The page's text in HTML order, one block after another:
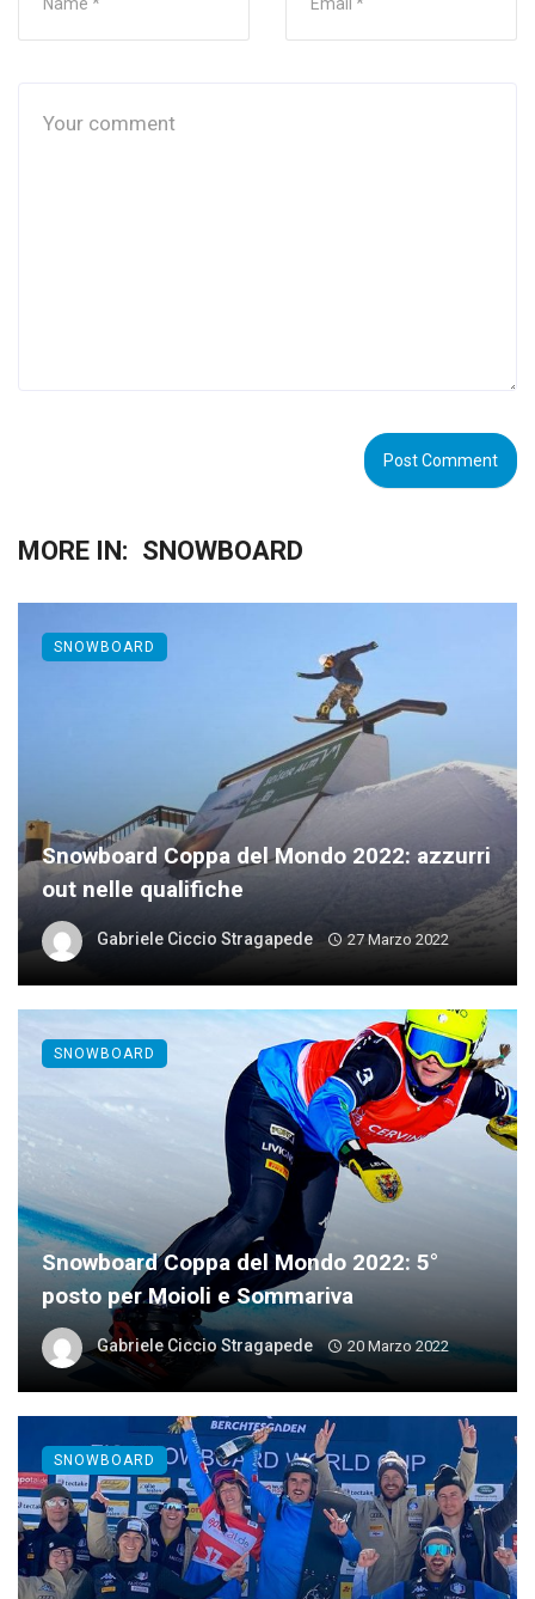
MORE IN: SNOWBOARD
Snowboard Coppa del Mondo 2022: azzurri
out nelle qualifiche
Gabriele Ciccio Stragapede 27 Marzo 2022
SNOWBOARD
Snowboard Coppa del Mondo 2022: 5°
posto per Moioli e Sommariva
Gabriele Ciccio Stragapede 20 Marzo 2022
SNOWBOARD
SNOWBOARD